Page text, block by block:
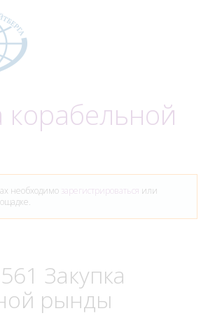
корабельной
необходимо зарегистрироваться или
Закупка
рынды